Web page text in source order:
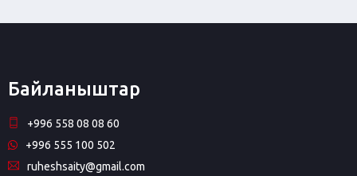
Байланыштар
+996 558 08 08 60
+996 555 100 502
ruheshsaity@gmail.com